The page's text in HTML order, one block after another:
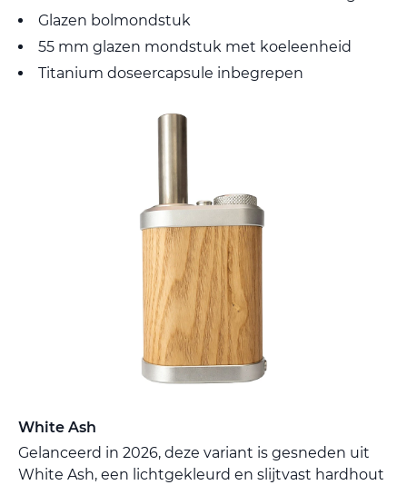
Glazen bolmondstuk
55 mm glazen mondstuk met koeleenheid
Titanium doseercapsule inbegrepen
White Ash
Gelanceerd in 2026, deze variant is gesneden uit
White Ash, een lichtgekleurd en slijtvast hardhout